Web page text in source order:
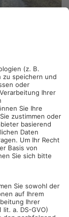
B469 bei
verletzt
erneut,
wurde und